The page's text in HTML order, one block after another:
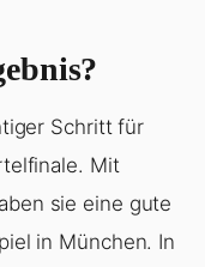
Schritt für
Mit
sie eine gute
in München. In